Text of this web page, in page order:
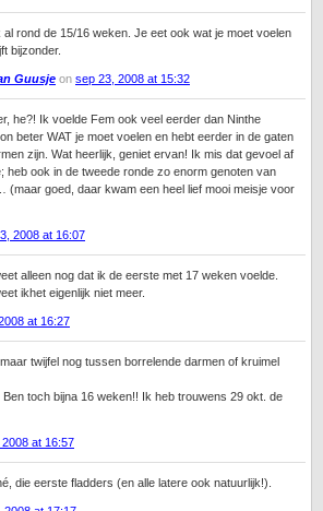
rond de 15/16 weken. Je eet ook wat je moet voelen
bijzonder.
Guusje on sep 23, 2008 at 15:32
he?! Ik voelde Fem ook veel eerder dan Ninthe
beter WAT je moet voelen en hebt eerder in de gaten
zijn. Wat heerlijk, geniet ervan! Ik mis dat gevoel af
heb ook in de tweede ronde zo enorm genoten van
(maar goed, daar kwam een heel lief mooi meisje voor
2008 at 16:07
alleen nog dat ik de eerste met 17 weken voelde.
ikhet eigenlijk niet meer.
at 16:27
twijfel nog tussen borrelende darmen of kruimel
toch bijna 16 weken!! Ik heb trouwens 29 okt. de
at 16:57
die eerste fladders (en alle latere ook natuurlijk!).